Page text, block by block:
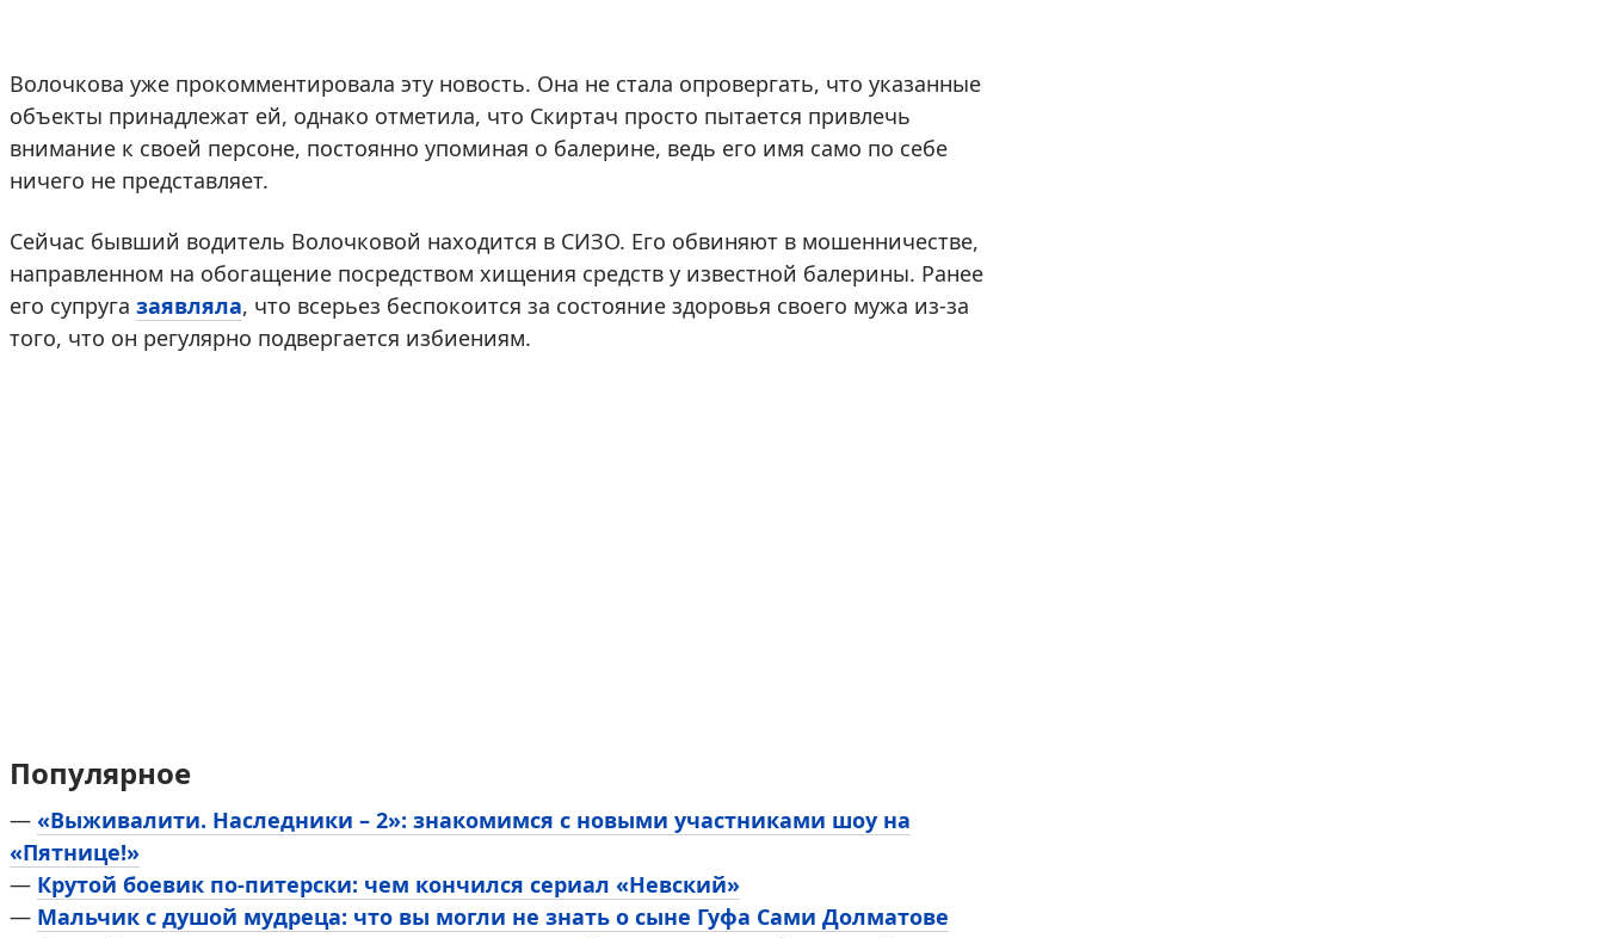
Волочкова уже прокомментировала эту новость. Она не стала опровергать, что указанные
объекты принадлежат ей, однако отметила, что Скиртач просто пытается привлечь
внимание к своей персоне, постоянно упоминая о балерине, ведь его имя само по себе
ничего не представляет.
Сейчас бывший водитель Волочковой находится в СИЗО. Его обвиняют в мошенничестве,
направленном на обогащение посредством хищения средств у известной балерины. Ранее
его супруга заявляла, что всерьез беспокоится за состояние здоровья своего мужа из-за
того, что он регулярно подвергается избиениям.
Популярное
— «Выживалити. Наследники – 2»: знакомимся с новыми участниками шоу на
«Пятнице!»
— Крутой боевик по-питерски: чем кончился сериал «Невский»
— Мальчик с душой мудреца: что вы могли не знать о сыне Гуфа Сами Долматове